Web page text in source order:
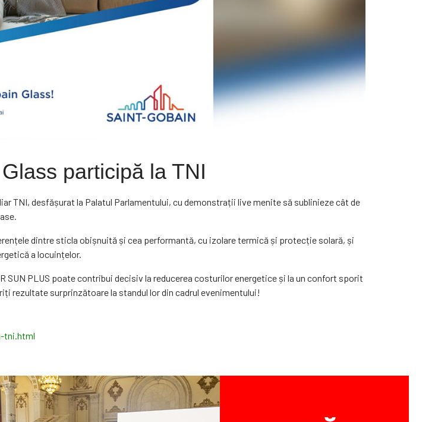
participă la TNI
TNI, desfășurat la Palatul Parlamentului, cu demonstrații live menite să sublinieze cât de
dintre sticla obișnuită și cea performantă, cu izolare termică și protecție solară, și
a locuințelor.
PLUS poate contribui decisiv la reducerea costurilor energetice și la un confort sporit
rezultate surprinzătoare la standul lor din cadrul evenimentului!
tni.html